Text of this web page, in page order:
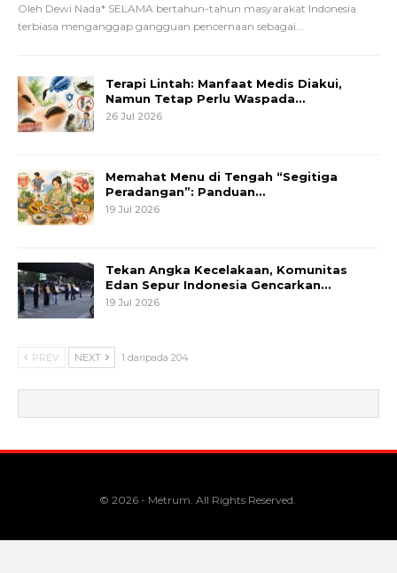
Oleh Dewi Nada* SELAMA bertahun-tahun masyarakat Indonesia
terbiasa menganggap gangguan pencernaan sebagai
Terapi Lintah: Manfaat Medis Diakui,
Namun Tetap Perlu Waspada…
26 Jul 2026
Memahat Menu di Tengah “Segitiga
Peradangan”: Panduan…
19 Jul 2026
Tekan Angka Kecelakaan, Komunitas
Edan Sepur Indonesia Gencarkan…
19 Jul 2026
PREV NEXT 1 daripada 204
© 2026 - Metrum. All Rights Reserved.